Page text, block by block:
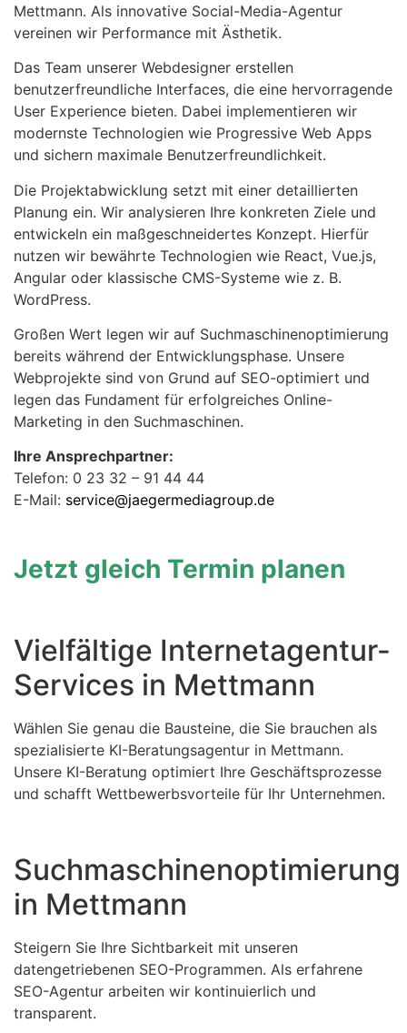
Mettmann. Als innovative Social-Media-Agentur
vereinen wir Performance mit Ästhetik.
Das Team unserer Webdesigner erstellen
benutzerfreundliche Interfaces, die eine hervorragende
User Experience bieten. Dabei implementieren wir
modernste Technologien wie Progressive Web Apps
und sichern maximale Benutzerfreundlichkeit.
Die Projektabwicklung setzt mit einer detaillierten
Planung ein. Wir analysieren Ihre konkreten Ziele und
entwickeln ein maßgeschneidertes Konzept. Hierfür
nutzen wir bewährte Technologien wie React, Vue.js,
Angular oder klassische CMS-Systeme wie z. B.
WordPress.
Großen Wert legen wir auf Suchmaschinenoptimierung
bereits während der Entwicklungsphase. Unsere
Webprojekte sind von Grund auf SEO-optimiert und
legen das Fundament für erfolgreiches Online-
Marketing in den Suchmaschinen.
Ihre Ansprechpartner:
Telefon: 0 23 32 – 91 44 44
E-Mail: service@jaegermediagroup.de
Jetzt gleich Termin planen
Vielfältige Internetagentur-
Services in Mettmann
Wählen Sie genau die Bausteine, die Sie brauchen als
spezialisierte KI-Beratungsagentur in Mettmann.
Unsere KI-Beratung optimiert Ihre Geschäftsprozesse
und schafft Wettbewerbsvorteile für Ihr Unternehmen.
Suchmaschinenoptimierung
in Mettmann
Steigern Sie Ihre Sichtbarkeit mit unseren
datengetriebenen SEO-Programmen. Als erfahrene
SEO-Agentur arbeiten wir kontinuierlich und
transparent.